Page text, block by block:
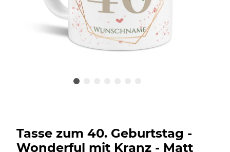
Tasse zum 40. Geburtstag -
Wonderful mit Kranz - Matt